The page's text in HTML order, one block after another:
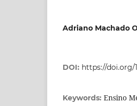
Adriano Machado
DOI: https://doi.org/
Keywords: Ensino